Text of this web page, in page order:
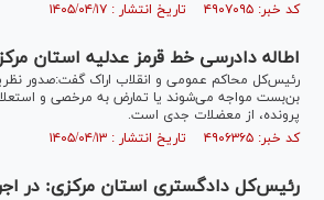
کد خبر: ۴۹۰۷۰۹۵ تاریخ انتشار : ۱۴۰۵/۰۴/۱۷
اطاله دادرسی خط قرمز عدلیه استان
رئیس‌کل محاکم عمومی و انقلاب اراک گفت:صدور
بن‌بست مواجه می‌شوند یا تمارض به مرخصی و
پرونده، از معضلات جدی است.
کد خبر: ۴۹۰۶۳۶۵ تاریخ انتشار : ۱۴۰۵/۰۴/۱۳
رئیس‌کل دادگستری استان مرکزی: در